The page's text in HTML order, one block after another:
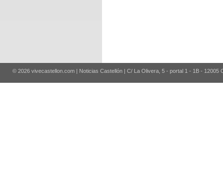
© 2026 vivecastellon.com | Noticias Castellón | C/ La Olivera, 5 - portal 1 - 1B - 12005